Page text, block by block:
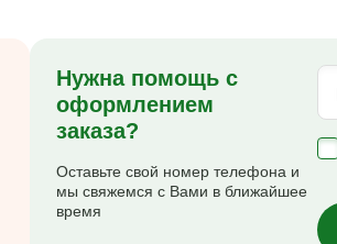
Нужна помощь с
оформлением
заказа?
Оставьте свой номер телефона и
мы свяжемся с Вами в ближайшее
время